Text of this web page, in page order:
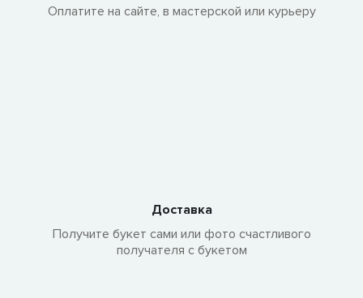
Оплатите на сайте, в мастерской или курьеру
Доставка
Получите букет сами или фото счастливого
получателя с букетом